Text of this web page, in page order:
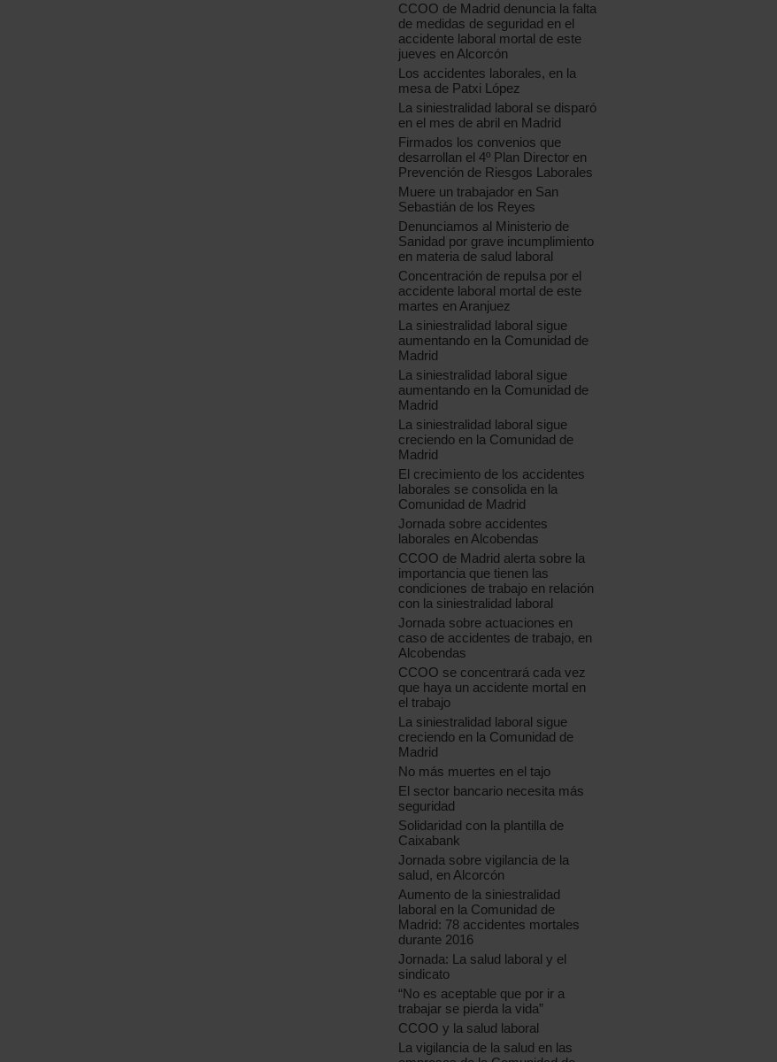
CCOO de Madrid denuncia la falta
de medidas de seguridad en el
accidente laboral mortal de este
jueves en Alcorcón
Los accidentes laborales, en la
mesa de Patxi López
La siniestralidad laboral se disparó
en el mes de abril en Madrid
Firmados los convenios que
desarrollan el 4º Plan Director en
Prevención de Riesgos Laborales
Muere un trabajador en San
Sebastián de los Reyes
Denunciamos al Ministerio de
Sanidad por grave incumplimiento
en materia de salud laboral
Concentración de repulsa por el
accidente laboral mortal de este
martes en Aranjuez
La siniestralidad laboral sigue
aumentando en la Comunidad de
Madrid
La siniestralidad laboral sigue
aumentando en la Comunidad de
Madrid
La siniestralidad laboral sigue
creciendo en la Comunidad de
Madrid
El crecimiento de los accidentes
laborales se consolida en la
Comunidad de Madrid
Jornada sobre accidentes
laborales en Alcobendas
CCOO de Madrid alerta sobre la
importancia que tienen las
condiciones de trabajo en relación
con la siniestralidad laboral
Jornada sobre actuaciones en
caso de accidentes de trabajo, en
Alcobendas
CCOO se concentrará cada vez
que haya un accidente mortal en
el trabajo
La siniestralidad laboral sigue
creciendo en la Comunidad de
Madrid
No más muertes en el tajo
El sector bancario necesita más
seguridad
Solidaridad con la plantilla de
Caixabank
Jornada sobre vigilancia de la
salud, en Alcorcón
Aumento de la siniestralidad
laboral en la Comunidad de
Madrid: 78 accidentes mortales
durante 2016
Jornada: La salud laboral y el
sindicato
“No es aceptable que por ir a
trabajar se pierda la vida”
CCOO y la salud laboral
La vigilancia de la salud en las